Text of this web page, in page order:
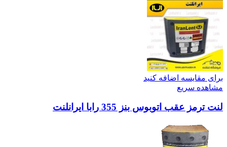
برای مقایسه اضافه کنید
مشاهده سریع
لنت ترمز عقب اتوبوس بنز 355 رابا ایرانلنت